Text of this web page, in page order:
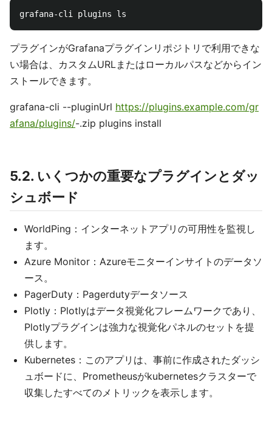
プラグインがGrafanaプラグインリポジトリで利用できな
い場合は、カスタムURLまたはローカルパスなどからイン
ストールできます。
grafana-cli --pluginUrl https://plugins.example.com/gr
afana/plugins/-.zip plugins install
5.2. いくつかの重要なプラグインとダッ
シュボード
WorldPing：インターネットアプリの可用性を監視し
ます。
Azure Monitor：Azureモニターインサイトのデータソ
ース。
PagerDuty：Pagerdutyデータソース
Plotly：Plotlyはデータ視覚化フレームワークであり、
Plotlyプラグインは強力な視覚化パネルのセットを提
供します。
Kubernetes：このアプリは、事前に作成されたダッシ
ュボードに、Prometheusがkubernetesクラスターで
収集したすべてのメトリックを表示します。